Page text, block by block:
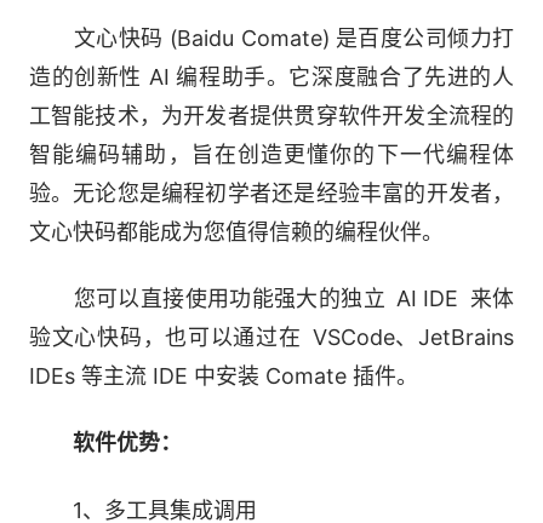
文心快码 (Baidu Comate) 是百度公司倾力打
造的创新性 AI 编程助手。它深度融合了先进的人
工智能技术，为开发者提供贯穿软件开发全流程的
智能编码辅助，旨在创造更懂你的下一代编程体
验。无论您是编程初学者还是经验丰富的开发者，
文心快码都能成为您值得信赖的编程伙伴。
您可以直接使用功能强大的独立 AI IDE 来体
验文心快码，也可以通过在 VSCode、JetBrains
IDEs 等主流 IDE 中安装 Comate 插件。
软件优势：
1、多工具集成调用